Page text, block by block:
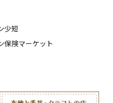
少短
保険マーケット